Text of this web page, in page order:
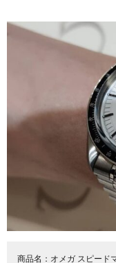
商品名： オメガ スピード